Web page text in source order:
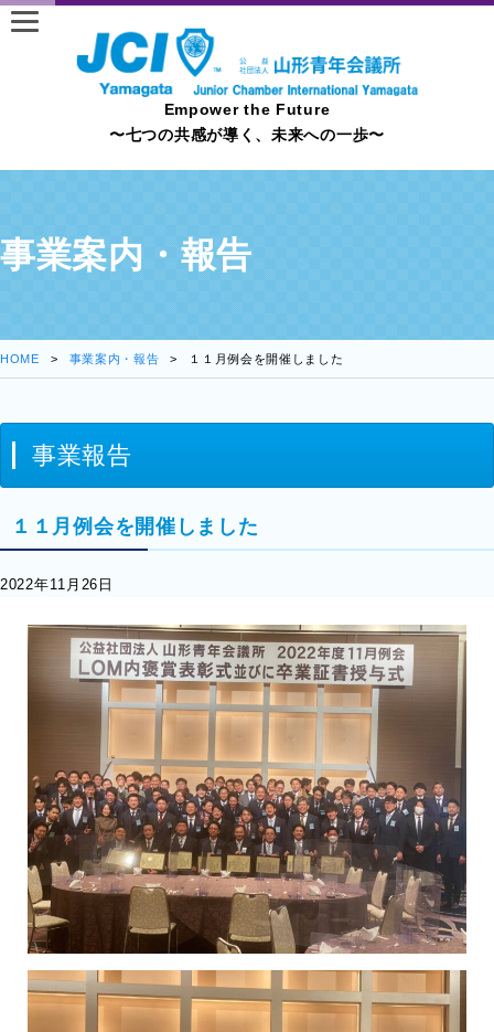
Empower the Future
〜七つの共感が導く、未来への一歩〜
事業案内・報告
HOME 事業案内・報告 １１月例会を開催しました
事業報告
１１月例会を開催しました
2022年11月26日